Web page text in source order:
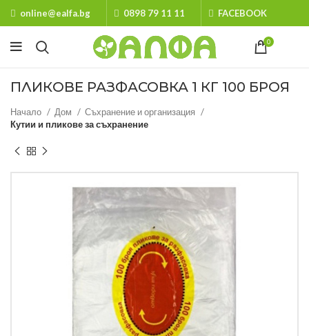
online@ealfa.bg 0898 79 11 11 FACEBOOK
0
ПЛИКОВЕ РАЗФАСОВКА 1 КГ 100 БРОЯ
Начало Дом
Съхранение и организация
Кутии и пликове за съхранение